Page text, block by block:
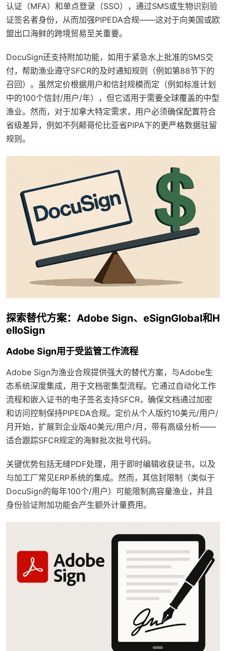
认证（MFA）和单点登录（SSO），通过SMS或生物识别验
证签名者身份，从而加强PIPEDA合规——这对于向美国或欧
盟出口海鲜的跨境贸易至关重要。
DocuSign还支持附加功能，如用于紧急水上批准的SMS交
付，帮助渔业遵守SFCR的及时通知规则（例如第88节下的
召回）。虽然定价根据用户和信封规模而定（例如标准计划
中的100个信封/用户/年），但它适用于需要全球覆盖的中型
渔业。然而，对于加拿大特定需求，用户必须确保配置符合
省级差异，例如不列颠哥伦比亚省PIPA下的更严格数据驻留
规则。
探索替代方案：Adobe Sign、eSignGlobal和H
elloSign
Adobe Sign用于受监管工作流程
Adobe Sign为渔业合规提供强大的替代方案，与Adobe生
态系统深度集成，用于文档密集型流程。它通过自动化工作
流程和嵌入证书的电子签名支持SFCR，确保文档通过加密
和访问控制保持PIPEDA合规。定价从个人版约10美元/用户/
月开始，扩展到企业版40美元/用户/月，带有高级分析——
适合跟踪SFCR规定的海鲜批次批号代码。
关键优势包括无缝PDF处理，用于即时编辑收获证书，以及
与加工厂常见ERP系统的集成。然而，其信封限制（类似于
DocuSign的每年100个/用户）可能限制高容量渔业，并且
身份验证附加功能会产生额外计量费用。